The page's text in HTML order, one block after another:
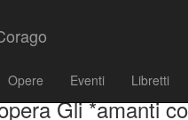
Opere Eventi Libretti
Gli *amanti